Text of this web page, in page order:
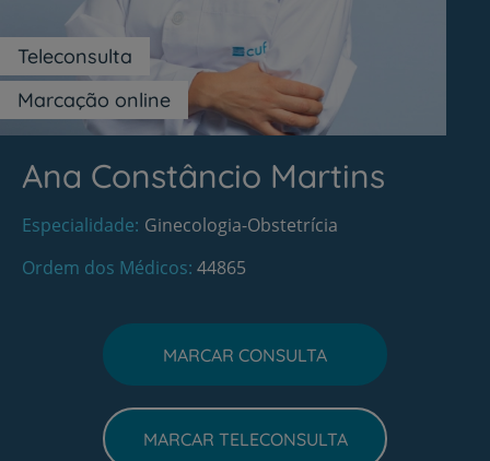
Marcação online
Teleconsulta
Ana Constâncio Martins
Especialidade Ginecologia-Obstetrícia
Ordem dos Médicos 44865
MARCAR CONSULTA
MARCAR TELECONSULTA